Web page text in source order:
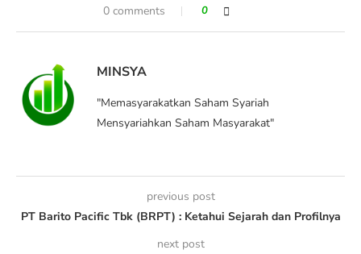
0 comments 0
MINSYA
"Memasyarakatkan Saham Syariah
Mensyariahkan Saham Masyarakat"
previous post
PT Barito Pacific Tbk (BRPT) : Ketahui Sejarah dan Profilnya
next post